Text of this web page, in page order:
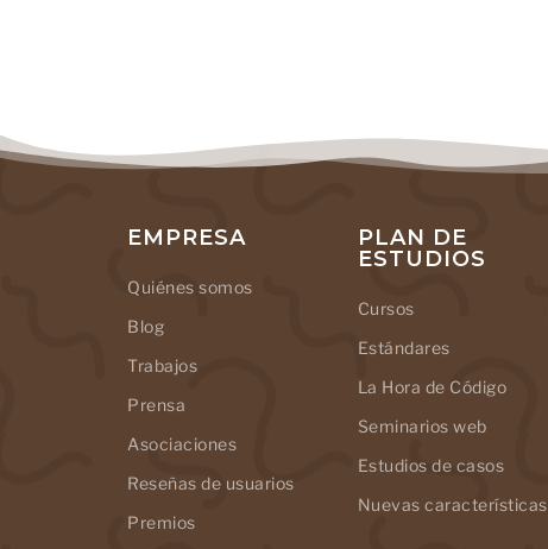
EMPRESA
Quiénes somos
Blog
Trabajos
Prensa
Asociaciones
Reseñas de usuarios
Premios
PLAN DE
ESTUDIOS
Cursos
Estándares
La Hora de Código
Seminarios web
Estudios de casos
Nuevas características